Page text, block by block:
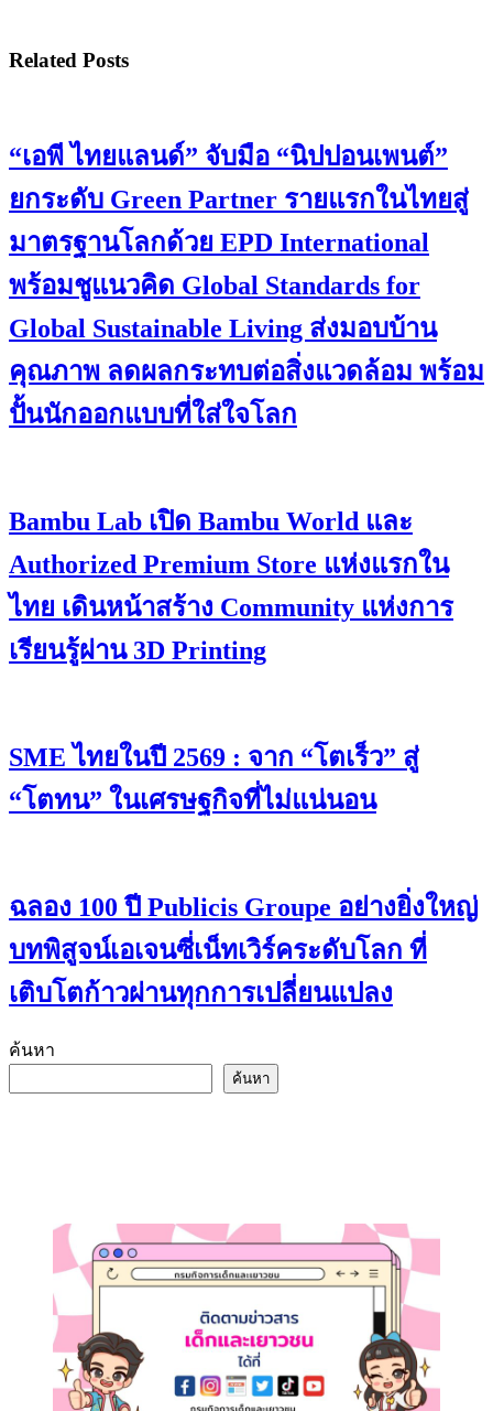
Related Posts
“เอพี ไทยแลนด์” จับมือ “นิปปอนเพนต์”
ยกระดับ Green Partner รายแรกในไทยสู่
มาตรฐานโลกด้วย EPD International
พร้อมชูแนวคิด Global Standards for
Global Sustainable Living ส่งมอบบ้าน
คุณภาพ ลดผลกระทบต่อสิ่งแวดล้อม พร้อม
ปั้นนักออกแบบที่ใส่ใจโลก
Bambu Lab เปิด Bambu World และ
Authorized Premium Store แห่งแรกใน
ไทย เดินหน้าสร้าง Community แห่งการ
เรียนรู้ผ่าน 3D Printing
SME ไทยในปี 2569 : จาก “โตเร็ว” สู่
“โตทน” ในเศรษฐกิจที่ไม่แน่นอน
ฉลอง 100 ปี Publicis Groupe อย่างยิ่งใหญ่
บทพิสูจน์เอเจนซี่เน็ทเวิร์คระดับโลก ที่
เติบโตก้าวผ่านทุกการเปลี่ยนแปลง
ค้นหา
ค้นหา